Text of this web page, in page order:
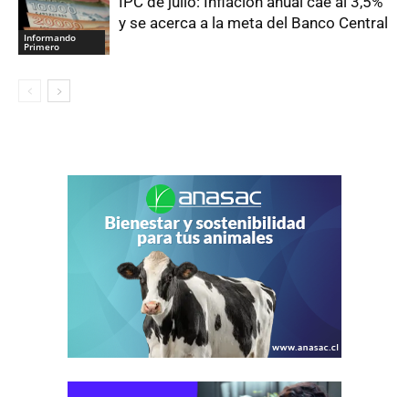
Informando
Primero
y se acerca a la meta del Banco Central